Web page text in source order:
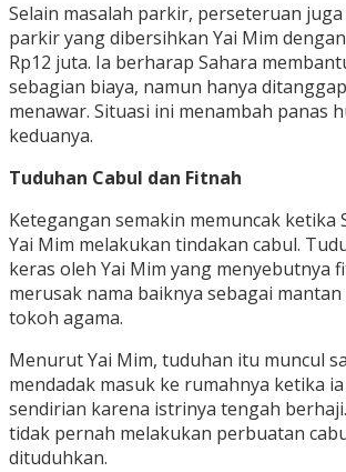
Selain masalah parkir, perseteruan
parkir yang dibersihkan Yai Mim
Rp12 juta. Ia berharap Sahara
sebagian biaya, namun hanya
menawar. Situasi ini menambah panas
keduanya.
Tuduhan Cabul dan Fitnah
Ketegangan semakin memuncak ketika
Yai Mim melakukan tindakan cabul.
keras oleh Yai Mim yang menyebutnya
merusak nama baiknya sebagai
tokoh agama.
Menurut Yai Mim, tuduhan itu muncul
mendadak masuk ke rumahnya ketika
sendirian karena istrinya tengah
tidak pernah melakukan perbuatan
dituduhkan.